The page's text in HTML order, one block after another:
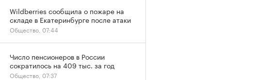
Wildberries сообщила о пожаре на
складе в Екатеринбурге после атаки
Общество, 07:44
Число пенсионеров в России
сократилось на 409 тыс. за год
Общество, 07:37